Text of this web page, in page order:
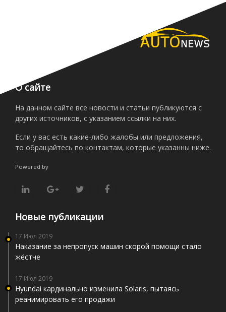
О сайте
На данном сайте все новости и статьи публикуются с
других источников, с указанием ссылки на них.
Если у вас есть какие-либо жалобы или предложения,
то обращайтесь по контактам, которые указанны ниже.
Powered by
Новые публикации
17 Июл 2019
Наказание за непропуск машин скорой помощи стало
жёстче
17 Июл 2019
Hyundai кардинально изменила Solaris, пытаясь
реанимировать его продажи